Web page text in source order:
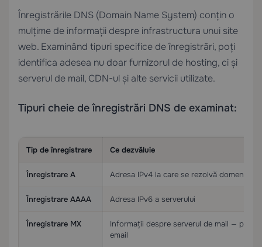
Înregistrările DNS (Domain Name System) conțin o
mulțime de informații despre infrastructura unui site
web. Examinând tipuri specifice de înregistrări, poți
identifica adesea nu doar furnizorul de hosting, ci și
serverul de mail, CDN-ul și alte servicii utilizate.
Tipuri cheie de înregistrări DNS de examinat:
Tip de înregistrare Ce dezvăluie
Înregistrare A Adresa IPv4 la care se rezolvă domeniul
Înregistrare AAAA Adresa IPv6 a serverului
Înregistrare MX
Informații despre serverul de mail —
email